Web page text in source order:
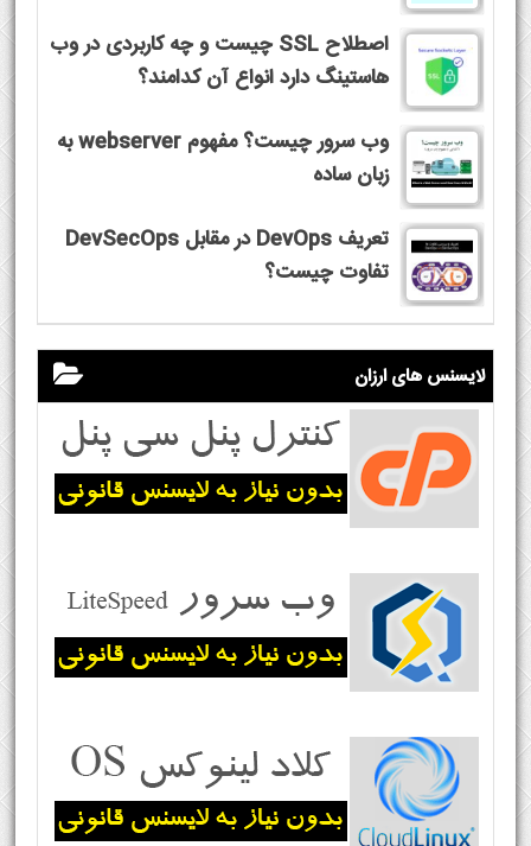
اصطلاح SSL چیست و چه کاربردی در وب
هاستینگ دارد انواع آن کدامند؟
وب سرور چیست؟ مفهوم webserver به
زبان ساده
تعریف DevOps در مقابل DevSecOps
تفاوت چیست؟
لایسنس های ارزان